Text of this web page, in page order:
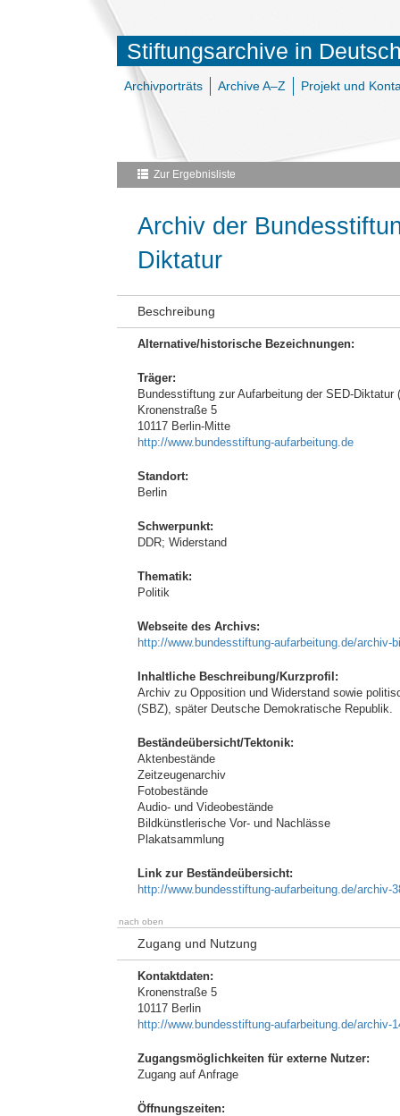
Stiftungsarchive in
Archivporträts Archive A–Z Projekt und
Zur Ergebnisliste
Archiv der
Diktatur
Beschreibung
Alternative/historische Bezeichnungen:
Träger:
Bundesstiftung zur Aufarbeitung der SED-Diktatur
Kronenstraße 5
10117 Berlin-Mitte
http://www.bundesstiftung-aufarbeitung.de
Standort:
Berlin
Schwerpunkt:
DDR; Widerstand
Thematik:
Politik
Webseite des Archivs:
http://www.bundesstiftung-aufarbeitung.de/archiv-
Inhaltliche Beschreibung/Kurzprofil:
Archiv zu Opposition und Widerstand sowie
(SBZ), später Deutsche Demokratische Republik.
Beständeübersicht/Tektonik:
Aktenbestände
Zeitzeugenarchiv
Fotobestände
Audio- und Videobestände
Bildkünstlerische Vor- und Nachlässe
Plakatsammlung
Link zur Beständeübersicht:
http://www.bundesstiftung-aufarbeitung.de/archiv-
nach oben
Zugang und Nutzung
Kontaktdaten:
Kronenstraße 5
10117 Berlin
http://www.bundesstiftung-aufarbeitung.de/archiv-
Zugangsmöglichkeiten für externe Nutzer:
Zugang auf Anfrage
Öffnungszeiten: